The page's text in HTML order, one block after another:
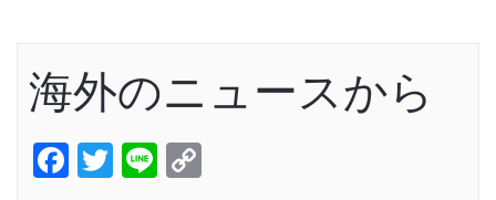
海外のニュースから
Facebook
Twitter
Line